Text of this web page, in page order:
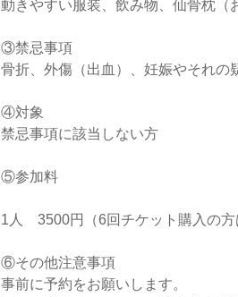
動きやすい服装、飲み物、仙骨枕（
③禁忌事項
骨折、外傷（出血）、妊娠やそれの
④対象
禁忌事項に該当しない方
⑤参加料
1人 3500円（6回チケット購入の方
⑥その他注意事項
事前に予約をお願いします。